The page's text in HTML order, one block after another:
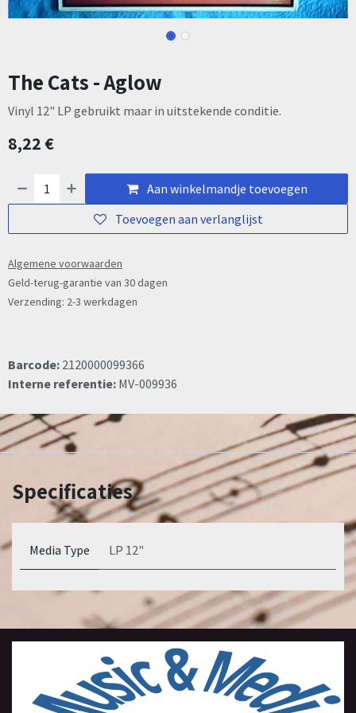
The Cats - Aglow
Vinyl 12" LP gebruikt maar in uitstekende conditie.
8,22€
Aan winkelmandje toevoegen
Toevoegen aan verlanglijst
Algemene voorwaarden
Geld-terug-garantie van 30 dagen
Verzending: 2-3 werkdagen
Barcode: 2120000099366
Interne referentie: MV-009936
Specificaties
Media Type LP 12"